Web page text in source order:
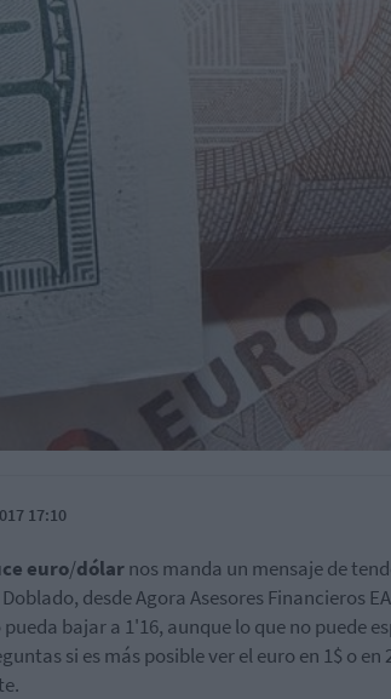
17:10
euro/dólarnos manda un mensaje de
desde Agora Asesores Financieros
bajar a 1'16, aunque lo que no puede
si es más posible ver el euro en 1$ o en